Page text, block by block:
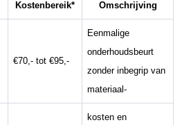
Kostenbereik* Omschrijving
€70,- tot €95,-
Eenmalige
onderhoudsbeurt
zonder inbegrip van
materiaal-
kosten en